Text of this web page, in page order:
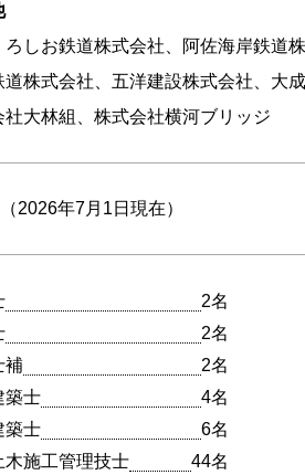
ろしお鉄道株式会社、阿佐海岸鉄道
道株式会社、五洋建設株式会社、大
社大林組、株式会社横河ブリッジ
2026年7月1日現在）
2名
2名
補
2名
築士
4名
築士
6名
木施工管理技士
44名